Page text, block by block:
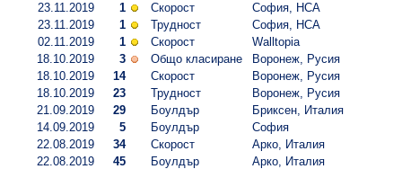
23.11.2019
1 Скорост
София, НСА
23.11.2019
1 Трудност
София, НСА
02.11.2019
1 Скорост
Walltopia
18.10.2019
3 Общо класиране
Воронеж, Русия
18.10.2019
14 Скорост
Воронеж, Русия
18.10.2019
23 Трудност
Воронеж, Русия
21.09.2019
29 Боулдър
Бриксен, Италия
14.09.2019
5 Боулдър
София
22.08.2019
34 Скорост
Арко, Италия
22.08.2019
45 Боулдър
Арко, Италия